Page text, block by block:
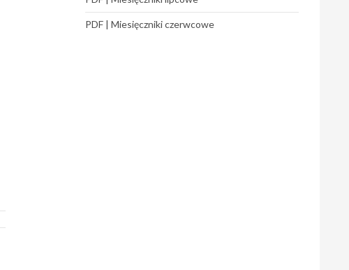
PDF | Miesięczniki czerwcowe